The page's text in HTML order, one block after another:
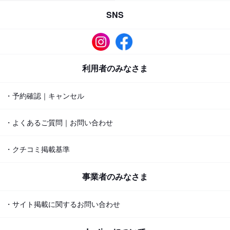
SNS
利用者のみなさま
・予約確認｜キャンセル
・よくあるご質問｜お問い合わせ
・クチコミ掲載基準
事業者のみなさま
・サイト掲載に関するお問い合わせ